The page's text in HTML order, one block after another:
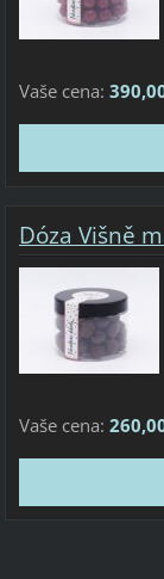
Vaše cena:
Dóza Višně
Vaše cena: